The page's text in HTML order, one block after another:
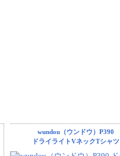
wundou（ウンドウ）P390
ドライライトVネックTシャツ